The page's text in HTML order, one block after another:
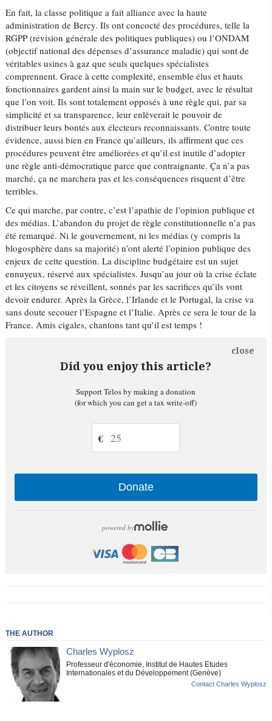
En fait, la classe politique a fait alliance avec la haute
administration de Bercy. Ils ont concocté des procédures, telle la
RGPP (révision générale des politiques publiques) ou l’ONDAM
(objectif national des dépenses d’assurance maladie) qui sont de
véritables usines à gaz que seuls quelques spécialistes
comprennent. Grace à cette complexité, ensemble élus et hauts
fonctionnaires gardent ainsi la main sur le budget, avec le résultat
que l’on voit. Ils sont totalement opposés à une règle qui, par sa
simplicité et sa transparence, leur enlèverait le pouvoir de
distribuer leurs bontés aux électeurs reconnaissants. Contre toute
évidence, aussi bien en France qu’ailleurs, ils affirment que ces
procédures peuvent être améliorées et qu’il est inutile d’adopter
une règle anti-démocratique parce que contraignante. Ça n’a pas
marché, ça ne marchera pas et les conséquences risquent d’être
terribles.
Ce qui marche, par contre, c’est l’apathie de l’opinion publique et
des médias. L’abandon du projet de règle constitutionnelle n’a pas
été remarqué. Ni le gouvernement, ni les médias (y compris la
blogosphère dans sa majorité) n’ont alerté l’opinion publique des
enjeux de cette question. La discipline budgétaire est un sujet
ennuyeux, réservé aux spécialistes. Jusqu’au jour où la crise éclate
et les citoyens se réveillent, sonnés par les sacrifices qu’ils vont
devoir endurer. Après la Grèce, l’Irlande et le Portugal, la crise va
sans doute secouer l’Espagne et l’Italie. Après ce sera le tour de la
France. Amis cigales, chantons tant qu’il est temps !
Did you enjoy this article?
close
Support Telos by making a donation
(for which you can get a tax write-off)
€
Donate
powered by
THE AUTHOR
Charles Wyplosz
Professeur d'économie, Institut de Hautes Etudes
Internationales et du Développement (Genève)
Contact Charles Wyplosz